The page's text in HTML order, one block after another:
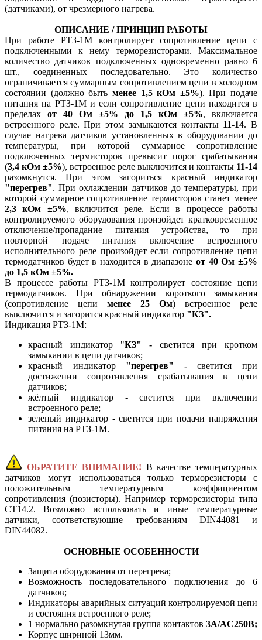
(датчиками), от чрезмерного нагрева.
ОПИСАНИЕ / ПРИНЦИП РАБОТЫ
При работе РТЗ-1М контролирует сопротивление цепи с
подключенными к нему терморезисторами. Максимальное
количество датчиков подключенных одновременно равно 6
шт., соединенных последовательно. Это количество
ограничивается суммарным сопротивлением цепи в холодном
состоянии (должно быть менее 1,5 кОм ±5%). При подаче
питания на РТЗ-1М и если сопротивление цепи находится в
пределах от 40 Ом ±5% до 1,5 кОм ±5%, включается
встроенного реле. При этом замыкаются контакты 11-14. В
случае нагрева датчиков установленных в оборудовании до
температуры, при которой суммарное сопротивление
подключенных термисторов превысит порог срабатывания
(3,4 кОм ±5%), встроенное реле выключится и контакты 11-14
разомкнутся. При этом загориться красный индикатор
"перегрев". При охлаждении датчиков до температуры, при
которой суммарное сопротивление термисторов станет менее
2,3 кОм ±5%, включится реле. Если в процессе работы
контролируемого оборудования произойдет кратковременное
отключение/пропадание питания устройства, то при
повторной подаче питания включение встроенного
исполнительного реле произойдет если сопротивление цепи
термодатчиков будет в находится в диапазоне от 40 Ом ±5%
до 1,5 кОм ±5%.
В процессе работы РТЗ-1М контролирует состояние цепи
термодатчиков. При обнаружении короткого замыкания
(сопротивление цепи менее 25 Ом) встроенное реле
выключится и загорится красный индикатор "КЗ".
Индикация РТЗ-1М:
красный индикатор "КЗ" - светится при кротком
замыкании в цепи датчиков;
красный индикатор "перегрев" -светится при
достижении сопротивления срабатывания в цепи
датчиков;
жёлтый индикатор - светится при включении
встроенного реле;
зеленый индикатор - светится при подачи напряжения
питания на РТЗ-1М.
ОБРАТИТЕ ВНИМАНИЕ! В качестве температурных
датчиков могут использоваться только терморезисторы с
положительным температурным коэффициентом
сопротивления (позисторы). Например терморезисторы типа
СТ14.2. Возможно использовать и иные температурные
датчики, соответствующие требованиям DIN44081 и
DIN44082.
ОСНОВНЫЕ ОСОБЕННОСТИ
Защита оборудования от перегрева;
Возможность последовательного подключения до 6
датчиков;
Индикаторы аварийных ситуаций контролируемой цепи
и состояния встроенного реле;
1 нормально разомкнутая группа контактов 3А/AC250В;
Корпус шириной 13мм.